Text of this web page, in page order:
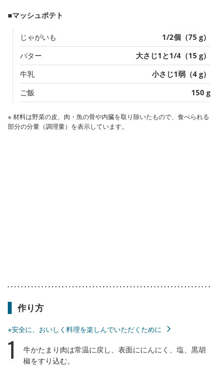
■マッシュポテト
じゃがいも
1/2個（75 g）
バター
大さじ1と1/4（15 g）
牛乳
小さじ1弱（4 g）
ご飯
150 g
※ 材料は野菜の皮、肉・魚の骨や内臓を取り除いたもので、食べられる
部分の分量（調理量）を表示しています。
作り方
※安全に、おいしく料理を楽しんでいただくために
1
牛かたまり肉は常温に戻し、表面ににんにく、塩、黒胡
椒をすり込む。